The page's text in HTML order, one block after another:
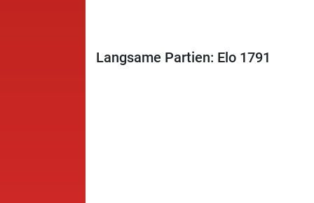
Langsame Partien: Elo 1791